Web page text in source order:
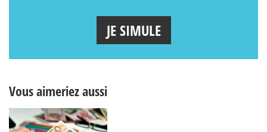
JE SIMULE
Vous aimeriez aussi